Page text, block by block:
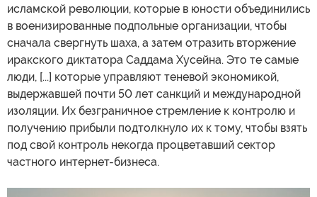
исламской революции, которые в юности объединились
в военизированные подпольные организации, чтобы
сначала свергнуть шаха, а затем отразить вторжение
иракского диктатора Саддама Хусейна. Это те самые
люди, [...] которые управляют теневой экономикой,
выдержавшей почти 50 лет санкций и международной
изоляции. Их безграничное стремление к контролю и
получению прибыли подтолкнуло их к тому, чтобы взять
под свой контроль некогда процветавший сектор
частного интернет-бизнеса.